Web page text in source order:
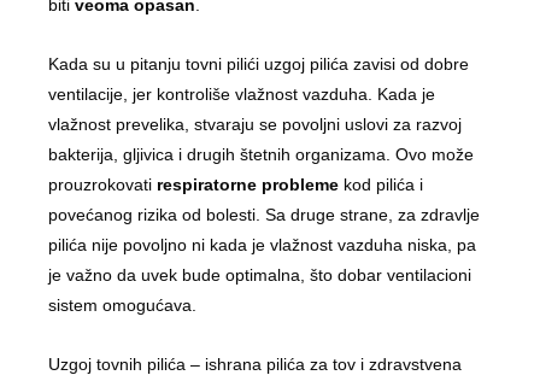
biti veoma opasan
Kada su u pitanju tovni pilići uzgoj pilića zavisi od dobre
ventilacije, jer kontroliše vlažnost vazduha. Kada je
vlažnost prevelika, stvaraju se povoljni uslovi za razvoj
bakterija, gljivica i drugih štetnih organizama. Ovo može
prouzrokovati respiratorne probleme kod pilića i
povećanog rizika od bolesti. Sa druge strane, za zdravlje
pilića nije povoljno ni kada je vlažnost vazduha niska, pa
je važno da uvek bude optimalna, što dobar ventilacioni
sistem omogućava.
Uzgoj tovnih pilića – ishrana pilića za tov i zdravstvena